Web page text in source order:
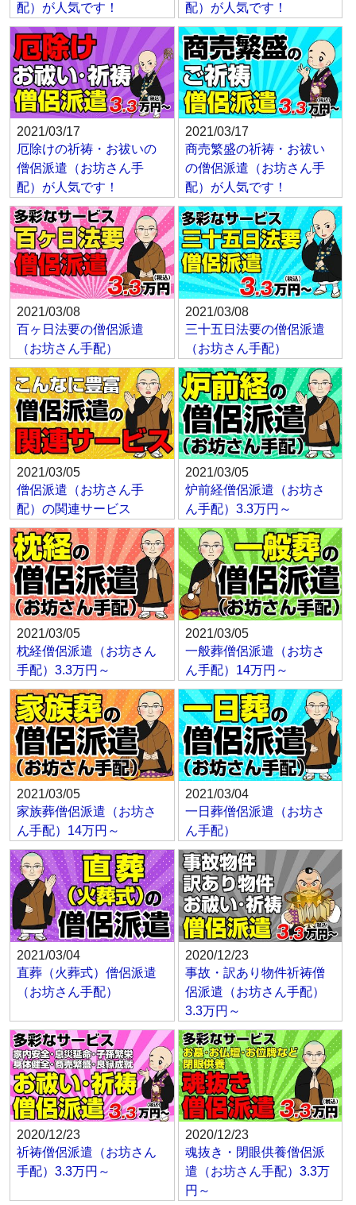
配）が人気です！ 配）が人気です！
2021/03/17
厄除けの祈祷・お祓いの
僧侶派遣（お坊さん手
配）が人気です！
2021/03/17
商売繁盛の祈祷・お祓い
の僧侶派遣（お坊さん手
配）が人気です！
2021/03/08
百ヶ日法要の僧侶派遣
（お坊さん手配）
2021/03/08
三十五日法要の僧侶派遣
（お坊さん手配）
2021/03/05
僧侶派遣（お坊さん手
配）の関連サービス
2021/03/05
炉前経僧侶派遣（お坊さ
ん手配）3.3万円～
2021/03/05
枕経僧侶派遣（お坊さん
手配）3.3万円～
2021/03/05
一般葬僧侶派遣（お坊さ
ん手配）14万円～
2021/03/05
家族葬僧侶派遣（お坊さ
ん手配）14万円～
2021/03/04
一日葬僧侶派遣（お坊さ
ん手配）
2021/03/04
直葬（火葬式）僧侶派遣
（お坊さん手配）
2020/12/23
事故・訳あり物件祈祷僧
侶派遣（お坊さん手配）
3.3万円～
2020/12/23
祈祷僧侶派遣（お坊さん
手配）3.3万円～
2020/12/23
魂抜き・閉眼供養僧侶派
遣（お坊さん手配）3.3万
円～